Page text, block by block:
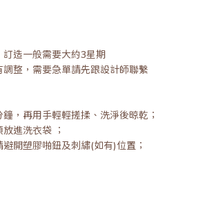
訂造一般需要大約3星期
整，需要急單請先跟設計師聯繫
，再用手輕輕搓揉、洗淨後晾乾；
進洗衣袋 ；
開塑膠啪鈕及刺繡(如有)位置；